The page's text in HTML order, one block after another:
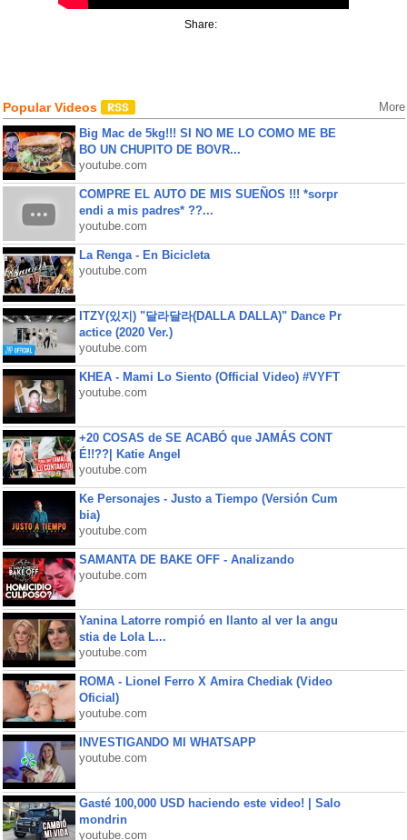
Share:
Popular Videos More
Big Mac de 5kg!!! SI NO ME LO COMO ME BE
BO UN CHUPITO DE BOVR...
youtube.com
COMPRE EL AUTO DE MIS SUEÑOS !!! *sorpr
endi a mis padres* ??...
youtube.com
La Renga - En Bicicleta
youtube.com
ITZY(있지) "달라달라(DALLA DALLA)" Dance Pr
actice (2020 Ver.)
youtube.com
KHEA - Mami Lo Siento (Official Video) #VYFT
youtube.com
+20 COSAS de SE ACABÓ que JAMÁS CONT
É!!??| Katie Angel
youtube.com
Ke Personajes - Justo a Tiempo (Versión Cum
bia)
youtube.com
SAMANTA DE BAKE OFF - Analizando
youtube.com
Yanina Latorre rompió en llanto al ver la angu
stia de Lola L...
youtube.com
ROMA - Lionel Ferro X Amira Chediak (Video
Oficial)
youtube.com
INVESTIGANDO MI WHATSAPP
youtube.com
Gasté 100,000 USD haciendo este video! | Salo
mondrin
youtube.com